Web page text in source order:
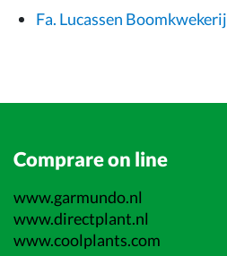
Fa. Lucassen Boomkwekerij
Comprare on line
www.garmundo.nl
www.directplant.nl
www.coolplants.com